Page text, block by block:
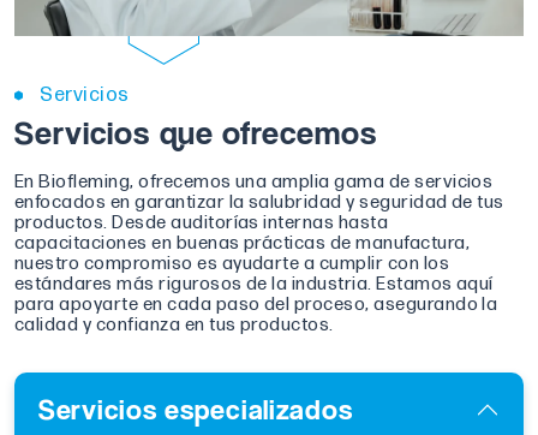
Servicios
Servicios que ofrecemos
En Biofleming, ofrecemos una amplia gama de servicios
enfocados en garantizar la salubridad y seguridad de tus
productos. Desde auditorías internas hasta
capacitaciones en buenas prácticas de manufactura,
nuestro compromiso es ayudarte a cumplir con los
estándares más rigurosos de la industria. Estamos aquí
para apoyarte en cada paso del proceso, asegurando la
calidad y confianza en tus productos.
Servicios especializados